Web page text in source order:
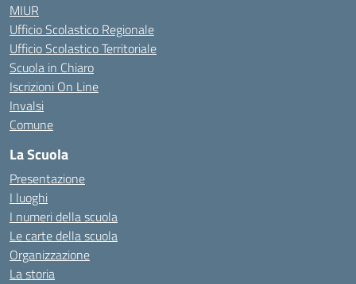
MIUR
Ufficio Scolastico Regionale
Ufficio Scolastico Territoriale
Scuola in Chiaro
Iscrizioni On Line
Invalsi
Comune
La Scuola
Presentazione
I luoghi
I numeri della scuola
Le carte della scuola
Organizzazione
La storia